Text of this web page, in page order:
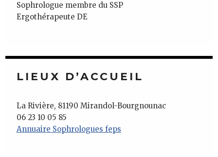
Sophrologue membre du SSP
Ergothérapeute DE
LIEUX D’ACCUEIL
La Rivière, 81190 Mirandol-Bourgnounac
06 23 10 05 85
Annuaire Sophrologues feps